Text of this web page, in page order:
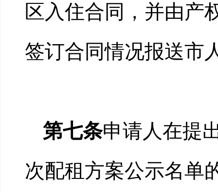
区入住合同，并由产
签订合同情况报送市
第七条申请人在提
次配租方案公示名单